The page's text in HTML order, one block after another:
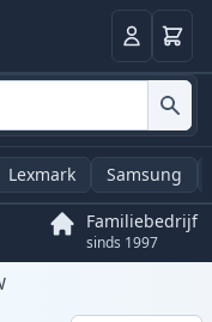
Log in
Lexmark Samsung
Familiebedrijf
sinds 1997